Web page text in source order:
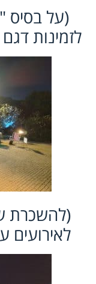
(על בסיס
לזמינות
(להשכרת
לאירועים עד